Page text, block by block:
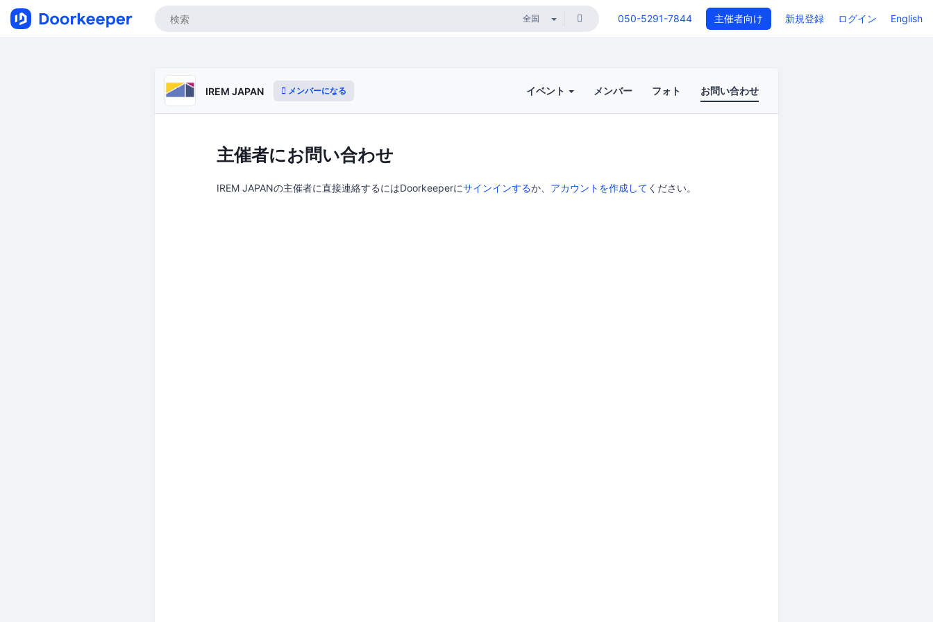
050-5291-7844 主催者向け 新規登録 ログイン English
IREM JAPAN メンバーになる イベント メンバー フォト お問い合わせ
主催者にお問い合わせ
IREM JAPANの主催者に直接連絡するにはDoorkeeperにサインインするか、 アカウントを作成して ください。